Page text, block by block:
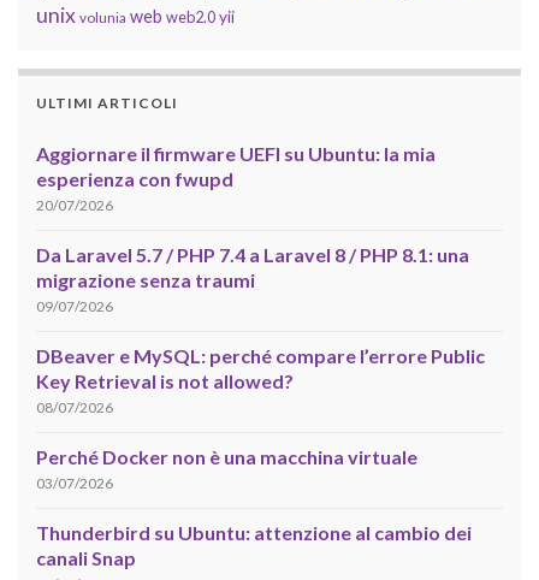
unix volunia web web2.0 yii
ULTIMI ARTICOLI
Aggiornare il firmware UEFI su Ubuntu: la mia
esperienza con fwupd
20/07/2026
Da Laravel 5.7 / PHP 7.4 a Laravel 8 / PHP 8.1: una
migrazione senza traumi
09/07/2026
DBeaver e MySQL: perché compare l’errore Public
Key Retrieval is not allowed?
08/07/2026
Perché Docker non è una macchina virtuale
03/07/2026
Thunderbird su Ubuntu: attenzione al cambio dei
canali Snap